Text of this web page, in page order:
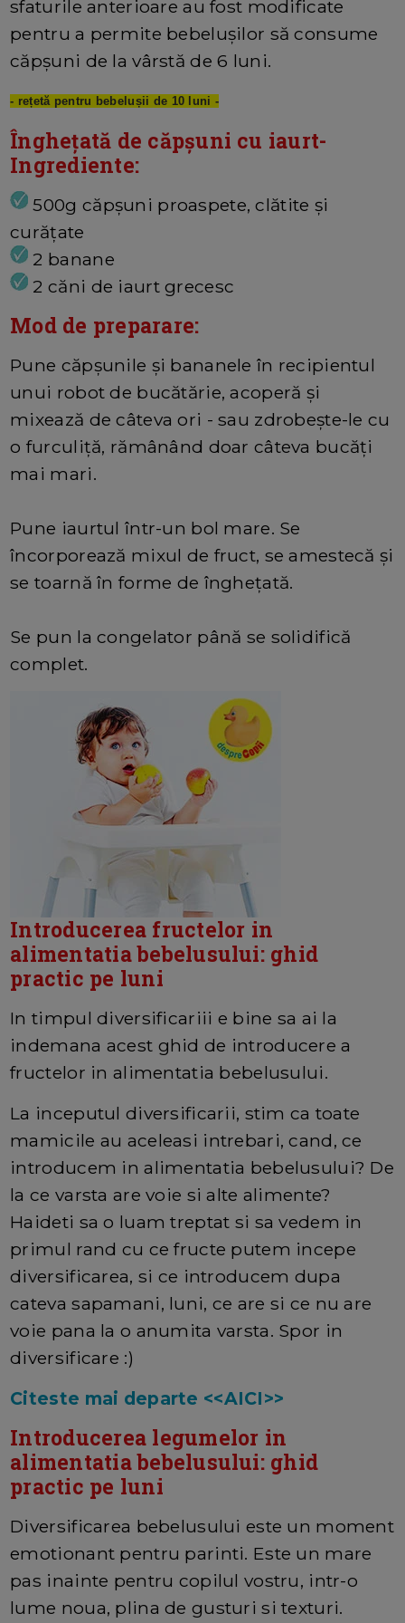
sfaturile anterioare au fost modificate
pentru a permite bebelușilor să consume
căpșuni de la vârstă de 6 luni.
- rețetă pentru bebelușii de 10 luni -
Înghețată de căpșuni cu iaurt-
Ingrediente:
500g căpșuni proaspete, clătite și
curățate
2 banane
2 căni de iaurt grecesc
Mod de preparare:
Pune căpșunile și bananele în recipientul
unui robot de bucătărie, acoperă și
mixează de câteva ori - sau zdrobește-le cu
o furculiță, rămânând doar câteva bucăți
mai mari.
Pune iaurtul într-un bol mare. Se
încorporează mixul de fruct, se amestecă și
se toarnă în forme de înghețată.
Se pun la congelator până se solidifică
complet.
Introducerea fructelor in
alimentatia bebelusului: ghid
practic pe luni
In timpul diversificariii e bine sa ai la
indemana acest ghid de introducere a
fructelor in alimentatia bebelusului.
La inceputul diversificarii, stim ca toate
mamicile au aceleasi intrebari, cand, ce
introducem in alimentatia bebelusului? De
la ce varsta are voie si alte alimente?
Haideti sa o luam treptat si sa vedem in
primul rand cu ce fructe putem incepe
diversificarea, si ce introducem dupa
cateva sapamani, luni, ce are si ce nu are
voie pana la o anumita varsta. Spor in
diversificare :)
Citeste mai departe <<AICI>>
Introducerea legumelor in
alimentatia bebelusului: ghid
practic pe luni
Diversificarea bebelusului este un moment
emotionant pentru parinti. Este un mare
pas inainte pentru copilul vostru, intr-o
lume noua, plina de gusturi si texturi.